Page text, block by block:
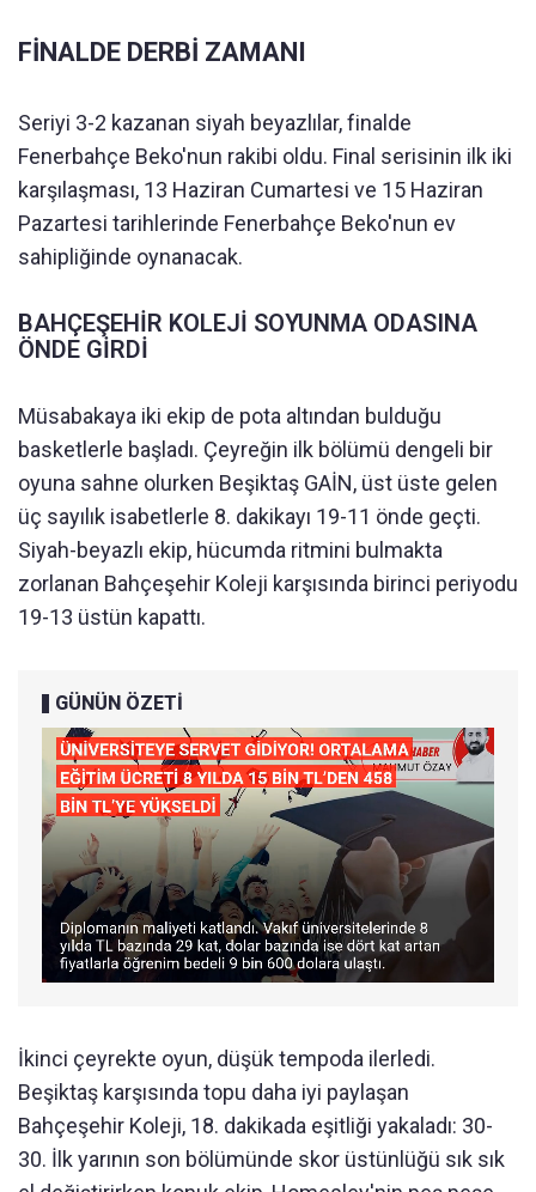
FİNALDE DERBİ ZAMANI
Seriyi 3-2 kazanan siyah beyazlılar, finalde
Fenerbahçe Beko'nun rakibi oldu. Final serisinin ilk iki
karşılaşması, 13 Haziran Cumartesi ve 15 Haziran
Pazartesi tarihlerinde Fenerbahçe Beko'nun ev
sahipliğinde oynanacak.
BAHÇEŞEHİR KOLEJİ SOYUNMA ODASINA
ÖNDE GİRDİ
Müsabakaya iki ekip de pota altından bulduğu
basketlerle başladı. Çeyreğin ilk bölümü dengeli bir
oyuna sahne olurken Beşiktaş GAİN, üst üste gelen
üç sayılık isabetlerle 8. dakikayı 19-11 önde geçti.
Siyah-beyazlı ekip, hücumda ritmini bulmakta
zorlanan Bahçeşehir Koleji karşısında birinci periyodu
19-13 üstün kapattı.
GÜNÜN ÖZETİ
İkinci çeyrekte oyun, düşük tempoda ilerledi.
Beşiktaş karşısında topu daha iyi paylaşan
Bahçeşehir Koleji, 18. dakikada eşitliği yakaladı: 30-
30. İlk yarının son bölümünde skor üstünlüğü sık sık